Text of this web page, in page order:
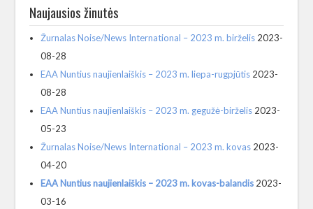
Naujausios žinutės
Žurnalas Noise/News International – 2023 m. birželis 2023-
08-28
EAA Nuntius naujienlaiškis – 2023 m. liepa-rugpjūtis 2023-
08-28
EAA Nuntius naujienlaiškis – 2023 m. gegužė-birželis 2023-
05-23
Žurnalas Noise/News International – 2023 m. kovas 2023-
04-20
EAA Nuntius naujienlaiškis – 2023 m. kovas-balandis 2023-
03-16